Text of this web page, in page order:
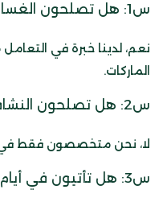
س1: هل تصلحون الغسالات القديمة؟
نعم، لدينا خبرة في
الماركات.
س2: هل تصلحون النشافات الغازية؟
لا، نحن متخصصون فقط
س3: هل تأتيون في أيام العطل؟